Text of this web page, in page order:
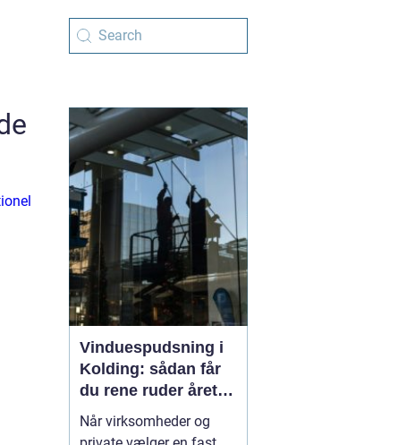
Vinduespudsning i
Kolding: sådan får
du rene ruder året
rundt
Når virksomheder og